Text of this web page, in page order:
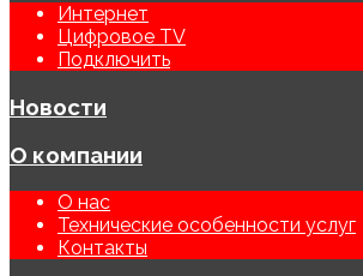
Интернет
Цифровое TV
Подключить
Новости
О компании
О нас
Технические особенности услуг
Контакты